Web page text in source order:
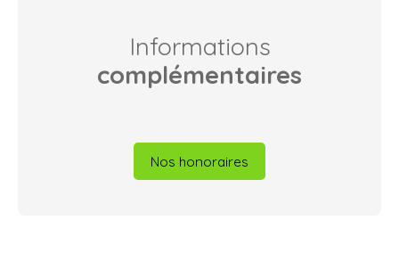
Informations
complémentaires
Nos honoraires